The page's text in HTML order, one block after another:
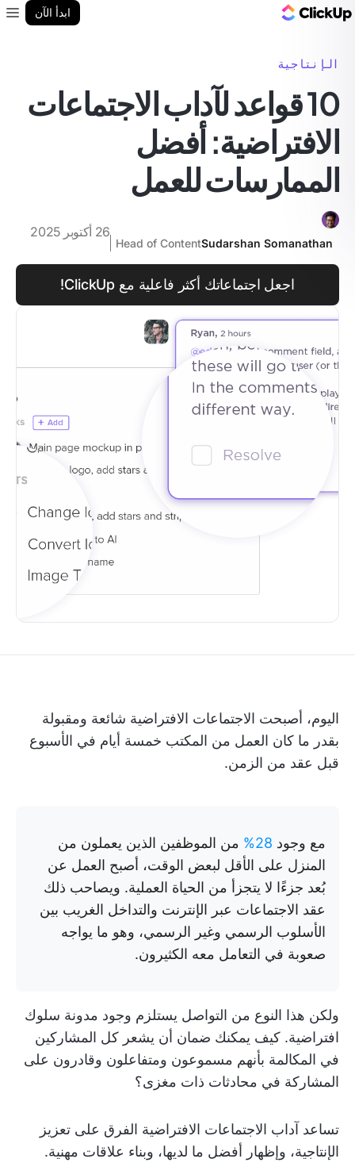
ابدأ الآن
الإنتاجية
10 قواعد لآداب الاجتماعات
الافتراضية: أفضل
الممارسات للعمل
Sudarshan Somanathan
Head of Content
26 أكتوبر 2025
اجعل اجتماعاتك أكثر فاعلية مع ClickUp!
اليوم، أصبحت الاجتماعات الافتراضية شائعة ومقبولة
بقدر ما كان العمل من المكتب خمسة أيام في الأسبوع
قبل عقد من الزمن.
مع وجود 28%
من الموظفين الذين يعملون من
المنزل على الأقل لبعض الوقت، أصبح العمل عن
بُعد جزءًا لا يتجزأ من الحياة العملية. ويصاحب ذلك
عقد الاجتماعات عبر الإنترنت والتداخل الغريب بين
الأسلوب الرسمي وغير الرسمي، وهو ما يواجه
صعوبة في التعامل معه الكثيرون.
ولكن هذا النوع من التواصل يستلزم وجود مدونة سلوك
افتراضية. كيف يمكنك ضمان أن يشعر كل المشاركين
في المكالمة بأنهم مسموعون ومتفاعلون وقادرون على
المشاركة في محادثات ذات مغزى؟
تساعد آداب الاجتماعات الافتراضية الفرق على تعزيز
الإنتاجية، وإظهار أفضل ما لديها، وبناء علاقات مهنية.